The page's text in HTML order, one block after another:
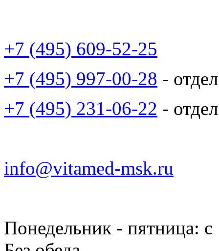
+7 (495) 609-52-25
+7 (495) 997-00-28 -
+7 (495) 231-06-22 -
info@vitamed-msk.ru
Понедельник - пятница: